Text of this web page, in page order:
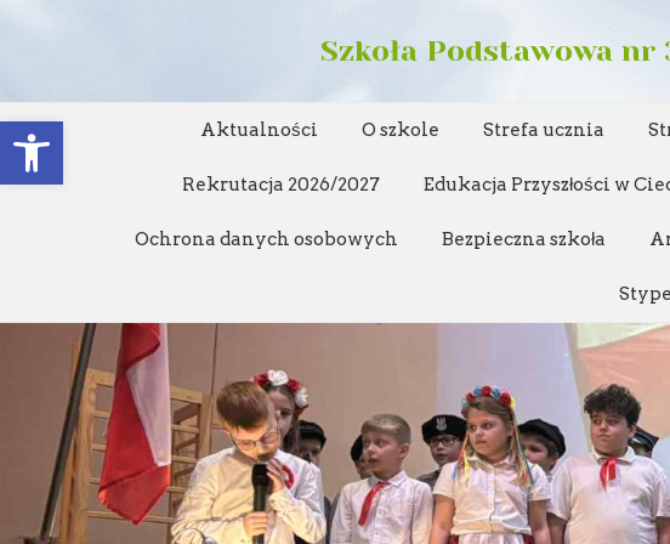
Open toolbar
Szkoła Podstawowa
Aktualności O szkole Strefa ucznia
Rekrutacja 2026/2027 Edukacja Przyszłości w
Ochrona danych osobowych Bezpieczna szkoła